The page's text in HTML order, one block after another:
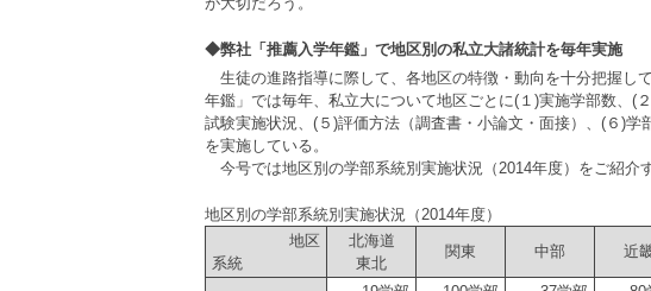
◆弊社「推薦入学年鑑」で地区別の私立大諸統計を毎年実施
生徒の進路指導に際して、各地区の特徴・動向を十分把握し
年鑑」では毎年、私立大について地区ごとに(１)実施学部数、(
試験実施状況、(５)評価方法（調査書・小論文・面接）、(６)
を実施している。
今号では地区別の学部系統別実施状況（2014年度）をご紹介
地区別の学部系統別実施状況（2014年度）
地区
系統
北海道
東北
関東 中部 近